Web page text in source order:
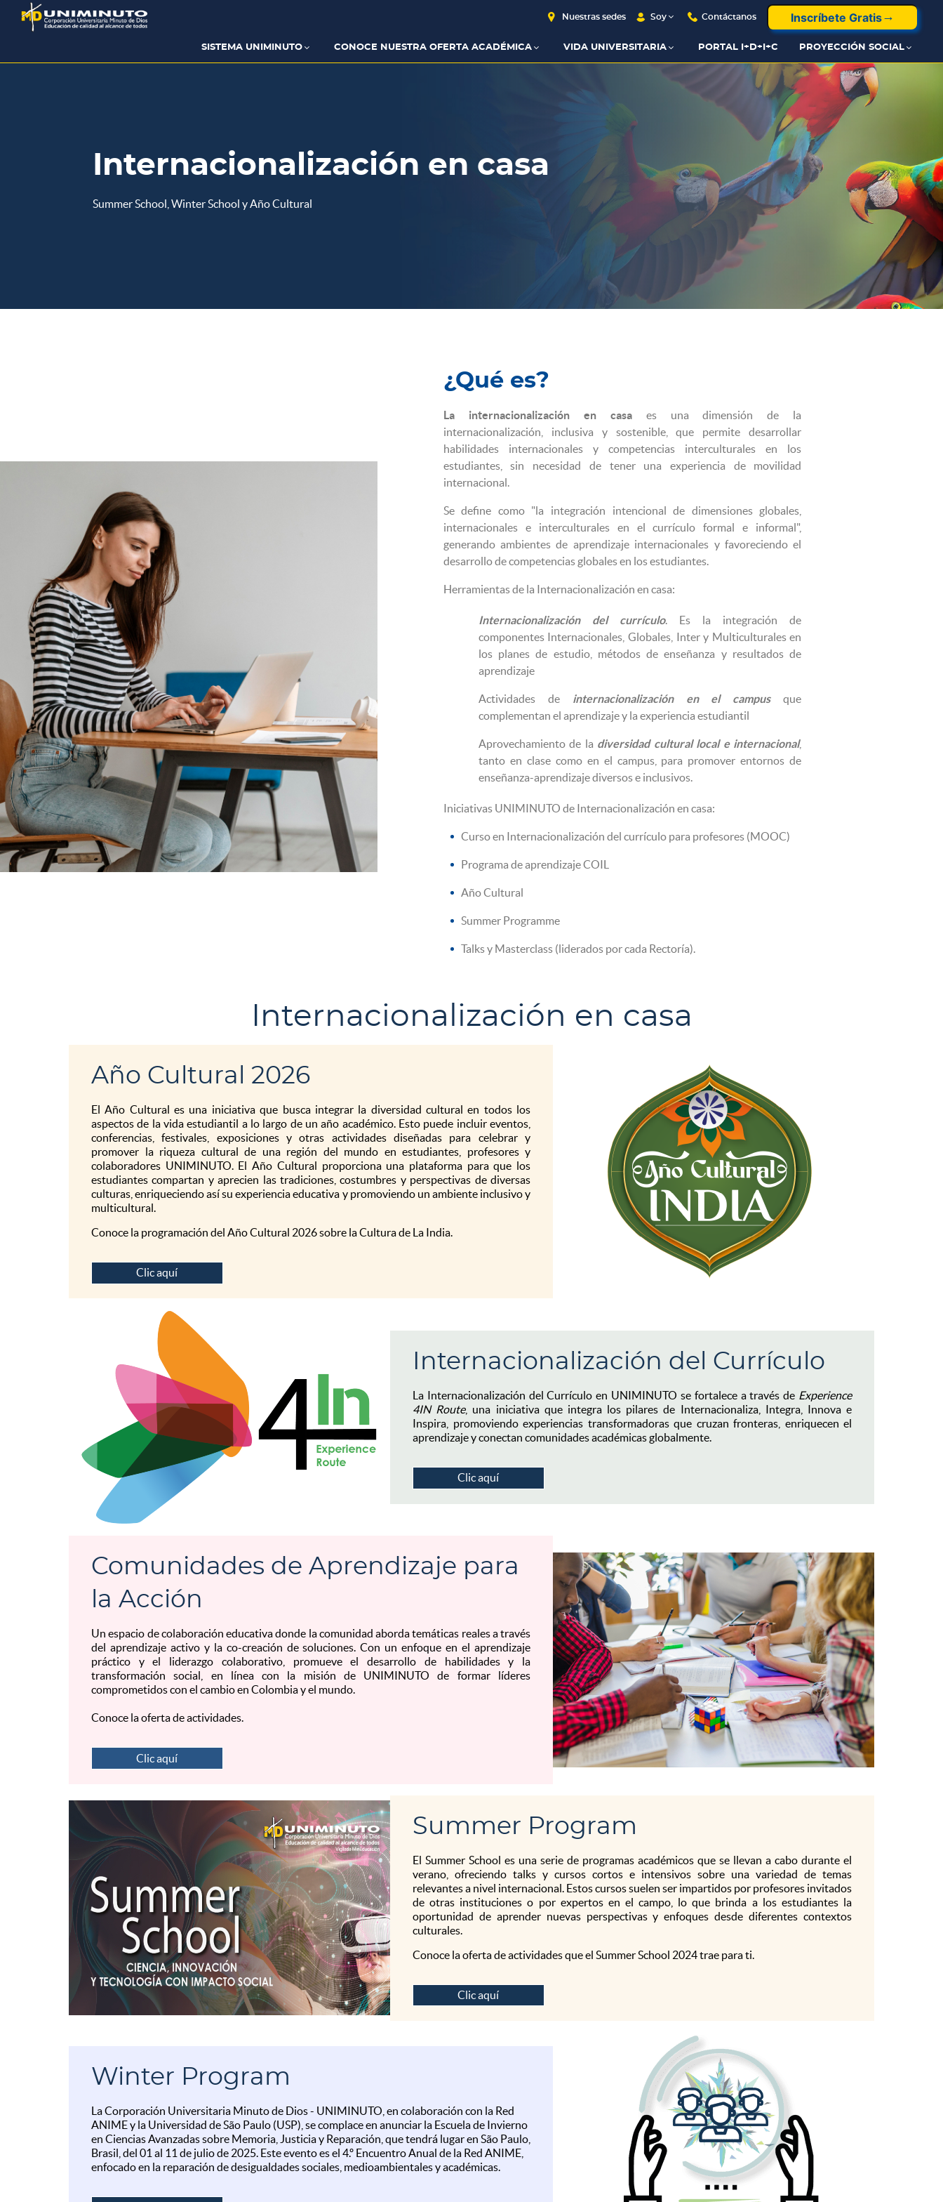
contenido
Nuestras sedes Soy Contáctanos Inscríbete Gratis
SISTEMA UNIMINUTO CONOCE NUESTRA OFERTA ACADÉMICA VIDA UNIVERSITARIA PORTAL I+D+I+C PROYECCIÓN SOCIAL
Internacionalización en casa
Summer School, Winter School y Año Cultural
¿Qué es?
La internacionalización en casaes una dimensión de la
internacionalización, inclusiva y sostenible, que permite desarrollar
habilidades internacionales y competencias interculturales en los
estudiantes, sin necesidad de tener una experiencia de movilidad
internacional.
Se define como "la integración intencional de dimensiones globales,
internacionales e interculturales en el currículo formal e informal",
generando ambientes de aprendizaje internacionales y favoreciendo el
desarrollo de competencias globales en los estudiantes.
Herramientas de la Internacionalización en casa:
Internacionalización del currículo. Es la integración de
componentes Internacionales, Globales, Inter y Multiculturales en
los planes de estudio, métodos de enseñanza y resultados de
aprendizaje
Actividades deinternacionalización en el campusque
complementan el aprendizaje y la experiencia estudiantil
Aprovechamiento de la diversidad cultural local e internacional,
tanto en clase como en el campus, para promover entornos de
enseñanza-aprendizaje diversos e inclusivos.
Iniciativas UNIMINUTO de Internacionalización en casa:
Curso en Internacionalización del currículo para profesores (MOOC)
Programa de aprendizaje COIL
Año Cultural
Summer Programme
Talks y Masterclass (liderados por cada Rectoría).
Internacionalización en casa​
Año Cultural 2026
El Año Cultural es una iniciativa que busca integrar la diversidad cultural en todos los
aspectos de la vida estudiantil a lo largo de un año académico. Esto puede incluir eventos,
conferencias, festivales, exposiciones y otras actividades diseñadas para celebrar y
promover la riqueza cultural de una región del mundo en estudiantes, profesores y
colaboradores UNIMINUTO. El Año Cultural proporciona una plataforma para que los
estudiantes compartan y aprecien las tradiciones, costumbres y perspectivas de diversas
culturas, enriqueciendo así su experiencia educativa y promoviendo un ambiente inclusivo y
multicultural.
Conoce la programación del Año Cultural 2026 sobre la Cultura de La India.
Clic aquí
Internacionalización del Currículo
La Internacionalización del Currículo en UNIMINUTO se fortalece a través de Experience
4IN Route, una iniciativa que integra los pilares de Internacionaliza, Integra, Innova e
Inspira, promoviendo experiencias transformadoras que cruzan fronteras, enriquecen el
aprendizaje y conectan comunidades académicas globalmente.
Clic aquí
Comunidades de Aprendizaje para
la Acción
Un espacio de colaboración educativa donde la comunidad aborda temáticas reales a través
del aprendizaje activo y la co-creación de soluciones. Con un enfoque en el aprendizaje
práctico y el liderazgo colaborativo, promueve el desarrollo de habilidades y la
transformación social, en línea con la misión de UNIMINUTO de formar líderes
comprometidos con el cambio en Colombia y el mundo.
Conoce la oferta de actividades.
Clic aquí
Summer Program
El Summer School es una serie de programas académicos que se llevan a cabo durante el
verano, ofreciendo talks y cursos cortos e intensivos sobre una variedad de temas
relevantes a nivel internacional. Estos cursos suelen ser impartidos por profesores invitados
de otras instituciones o por expertos en el campo, lo que brinda a los estudiantes la
oportunidad de aprender nuevas perspectivas y enfoques desde diferentes contextos
culturales.
Conoce la oferta de actividades que el Summer School 2024 trae para ti.
Clic aquí
Winter Program
La Corporación Universitaria Minuto de Dios - UNIMINUTO, en colaboración con la Red
ANIME y la Universidad de São Paulo (USP), se complace en anunciar la Escuela de Invierno
en Ciencias Avanzadas sobre Memoria, Justicia y Reparación, que tendrá lugar en São Paulo,
Brasil, del 01 al 11 de julio de 2025. Este evento es el 4.º Encuentro Anual de la Red ANIME,
enfocado en la reparación de desigualdades sociales, medioambientales y académicas.